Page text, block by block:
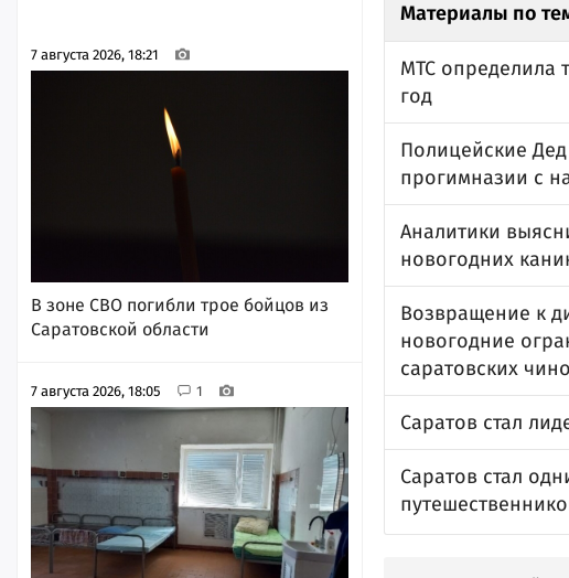
7 августа 2026, 18:21
В зоне СВО погибли трое бойцов из
Саратовской области
7 августа 2026, 18:05 1
Материалы по
МТС определила
год
Полицейские
прогимназии с
Аналитики
новогодних
Возвращение к
новогодние
саратовских
Саратов стал
Саратов стал